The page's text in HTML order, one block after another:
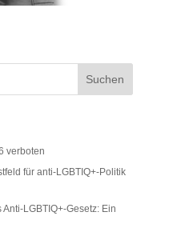
verboten
für anti-LGBTIQ+-Politik
LGBTIQ+-Gesetz: Ein